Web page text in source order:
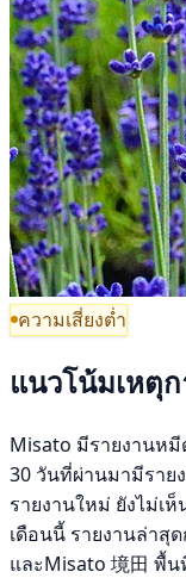
ความเสี่ยงต่ำ
แนวโน้มเหตุ
Misato มีรายงานห
30 วันที่ผ่านมามีราย
รายงานใหม่ ยังไม่เ
เดือนนี้ รายงานล่าสุ
และMisato 境田 พื้